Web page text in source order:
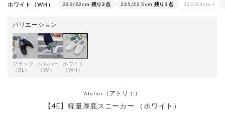
ホワイト（WH） 220/22cm 残り2点 225/22.5cm 残り3点 230/23cm ×
バリエーション
ブラック
（BL）
シルバー
（SV）
ホワイト
（WH）
Atelier （アトリエ）
【4E】軽量厚底スニーカー （ホワイト）